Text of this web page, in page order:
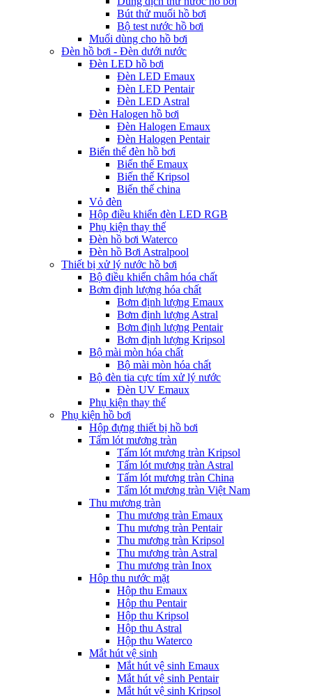
Bút thử muối hồ bơi
Bộ test nước hồ bơi
Muối dùng cho hồ bơi
Đèn hồ bơi - Đèn dưới nước
Đèn LED hồ bơi
Đèn LED Emaux
Đèn LED Pentair
Đèn LED Astral
Đèn Halogen hồ bơi
Đèn Halogen Emaux
Đèn Halogen Pentair
Biến thế đèn hồ bơi
Biến thế Emaux
Biến thế Kripsol
Biến thế china
Vỏ đèn
Hộp điều khiển đèn LED RGB
Phụ kiện thay thế
Đèn hồ bơi Waterco
Đèn hồ Bơi Astralpool
Thiết bị xử lý nước hồ bơi
Bộ điều khiển châm hóa chất
Bơm định lượng hóa chất
Bơm định lượng Emaux
Bơm định lượng Astral
Bơm định lượng Pentair
Bơm định lượng Kripsol
Bộ mài mòn hóa chất
Bộ mài mòn hóa chất
Bộ đèn tia cực tím xử lý nước
Đèn UV Emaux
Phụ kiện thay thế
Phụ kiện hồ bơi
Hộp đựng thiết bị hồ bơi
Tấm lót mương tràn
Tấm lót mương tràn Kripsol
Tấm lót mương tràn Astral
Tấm lót mương tràn China
Tấm lót mương tràn Việt Nam
Thu mương tràn
Thu mương tràn Emaux
Thu mương tràn Pentair
Thu mương tràn Kripsol
Thu mương tràn Astral
Thu mương tràn Inox
Hôp thu nước mặt
Hộp thu Emaux
Hộp thu Pentair
Hộp thu Kripsol
Hộp thu Astral
Hộp thu Waterco
Mắt hút vệ sinh
Mắt hút vệ sinh Emaux
Mắt hút vệ sinh Pentair
Mắt hút vệ sinh Kripsol